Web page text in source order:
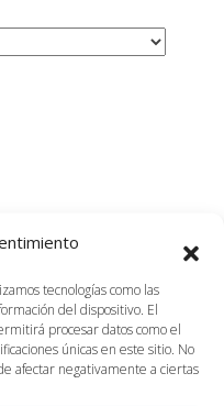
tecnologías como las
del dispositivo. El
procesar datos como el
únicas en este sitio. No
afectar negativamente a ciertas
DE DATOS DE
con el objeto de